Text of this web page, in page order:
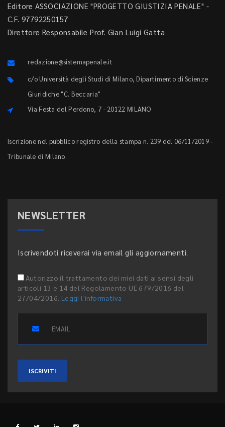
Editore ASSOCIAZIONE "PROGETTO GIUSTIZIA PENALE" -
C.F. 97792250157
Direttore Responsabile Prof. Gian Luigi Gatta
redazione@sistemapenale.it
c/o Università degli Studi di Milano, Dipartimento di Scienze
Giuridiche "C. Beccaria"
Via Festa del Perdono, 7 - 20122 MILANO
Iscrizione nel pubblico registro della stampa n. 239 del 06/11/2019 -
Tribunale di Milano.
NEWSLETTER
Iscrivendoti riceverai via email gli aggiornamenti.
Autorizzo il trattamento dei miei dati ai sensi degli
articoli 13 e 14 del Regolamento UE 679/2016 del
27/04/2016. Leggi l'informativa
ISCRIVITI